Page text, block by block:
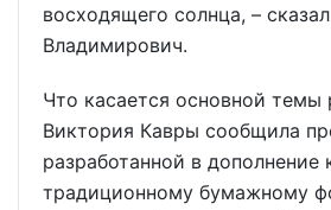
восходящего солнца, –
Владимирович.
Что касается основной темы
Виктория Кавры сообщила
разработанной в дополнение
традиционному бумажному